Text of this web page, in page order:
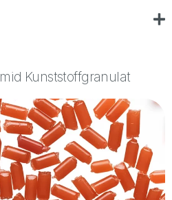
Kunststoffgranulat